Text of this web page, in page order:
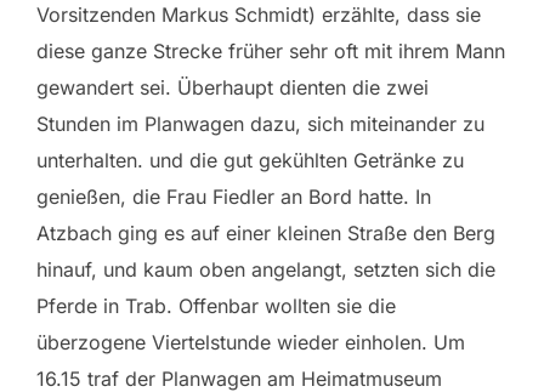
Vorsitzenden Markus Schmidt) erzählte, dass sie
diese ganze Strecke früher sehr oft mit ihrem Mann
gewandert sei. Überhaupt dienten die zwei
Stunden im Planwagen dazu, sich miteinander zu
unterhalten. und die gut gekühlten Getränke zu
genießen, die Frau Fiedler an Bord hatte. In
Atzbach ging es auf einer kleinen Straße den Berg
hinauf, und kaum oben angelangt, setzten sich die
Pferde in Trab. Offenbar wollten sie die
überzogene Viertelstunde wieder einholen. Um
16.15 traf der Planwagen am Heimatmuseum